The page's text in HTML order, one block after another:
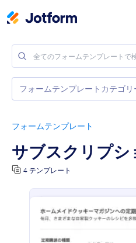
フォームテンプレート
サブスクリプシ
4 テンプレート
フォームテンプレートカテゴリ